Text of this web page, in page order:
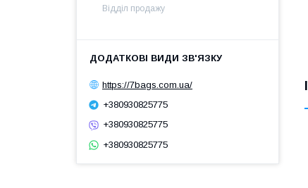
Відділ продажу
https://7bags.com.ua/
+380930825775
+380930825775
+380930825775